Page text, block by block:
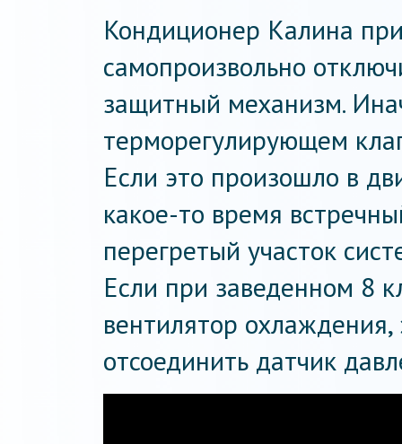
Кондиционер Калина
самопроизвольно
защитный механизм.
терморегулирующем
Если это произошло в
какое-то время
перегретый участок
Если при заведенном 8
вентилятор
отсоединить датчик